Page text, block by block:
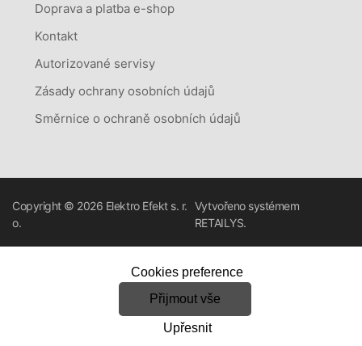
Doprava a platba e-shop
Kontakt
Autorizované servisy
Zásady ochrany osobních údajů
Směrnice o ochraně osobních údajů
Copyright © 2026 Elektro Efekt s. r.
o.
Vytvořeno systémem
RETAILYS.
Cookies preference
Přijmout vše
Upřesnit